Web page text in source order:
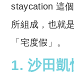
staycation 這
所組成，也就
「宅度假」。
1. 沙田凱